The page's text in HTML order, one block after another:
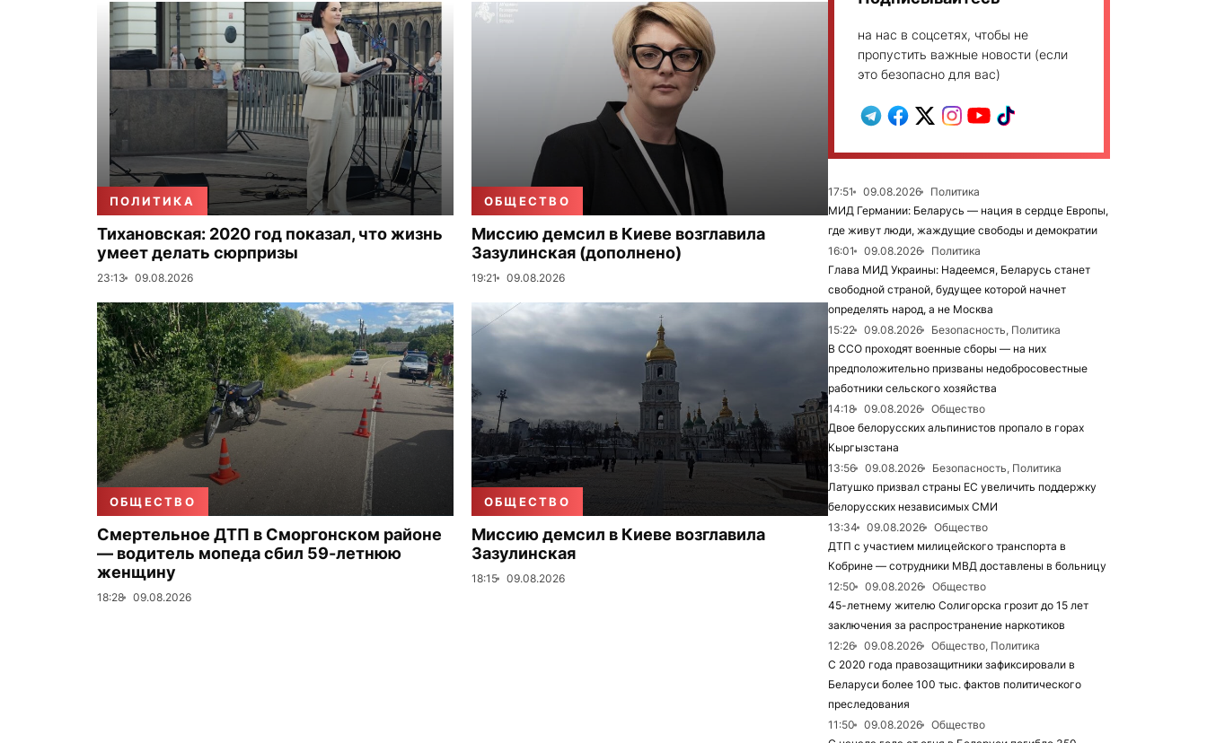
ПОЛИТИКА
Тихановская: 2020 год показал, что жизнь
умеет делать сюрпризы
23:13 09.08.2026
ОБЩЕСТВО
Миссию демсил в Киеве возглавила
Зазулинская (дополнено)
19:21 09.08.2026
ОБЩЕСТВО
Смертельное ДТП в Сморгонском районе
— водитель мопеда сбил 59-летнюю
женщину
18:28 09.08.2026
ОБЩЕСТВО
Миссию демсил в Киеве возглавила
Зазулинская
18:15 09.08.2026
на нас в соцсетях, чтобы не
пропустить важные новости (если
это безопасно для вас)
17:51 09.08.2026
Политика
МИД Германии: Беларусь — нация в сердце Европы,
где живут люди, жаждущие свободы и демократии
16:01
09.08.2026
Политика
Глава МИД Украины: Надеемся, Беларусь станет
свободной страной, будущее которой начнет
определять народ, а не Москва
15:22
09.08.2026
Безопасность, Политика
В ССО проходят военные сборы — на них
предположительно призваны недобросовестные
работники сельского хозяйства
14:18
09.08.2026
Общество
Двое белорусских альпинистов пропало в горах
Кыргызстана
13:56
09.08.2026
Безопасность, Политика
Латушко призвал страны ЕС увеличить поддержку
белорусских независимых СМИ
13:34
09.08.2026
Общество
ДТП с участием милицейского транспорта в
Кобрине — сотрудники МВД доставлены в больницу
12:50
09.08.2026
Общество
45-летнему жителю Солигорска грозит до 15 лет
заключения за распространение наркотиков
12:26
09.08.2026
Общество, Политика
С 2020 года правозащитники зафиксировали в
Беларуси более 100 тыс. фактов политического
преследования
11:50
09.08.2026
Общество